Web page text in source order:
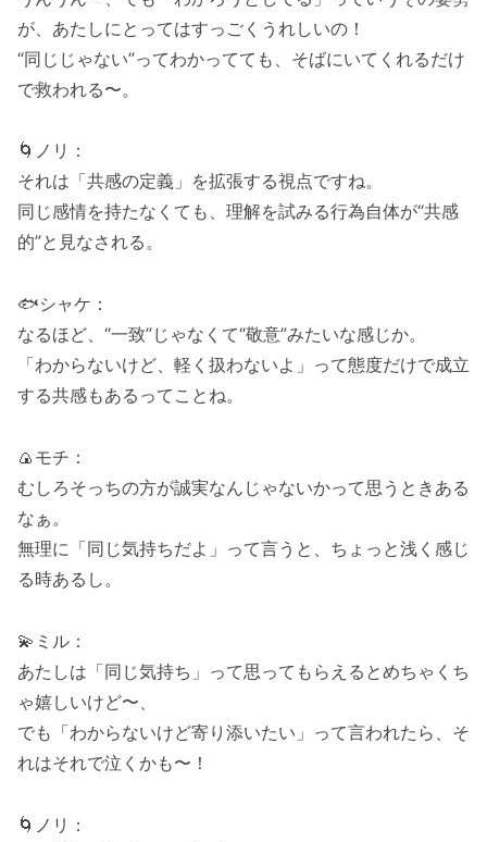
が、あたしにとってはすっごくうれしいの！
“同じじゃない”ってわかってても、そばにいてくれるだけ
で救われる〜。
🌀ノリ：
それは「共感の定義」を拡張する視点ですね。
同じ感情を持たなくても、理解を試みる行為自体が“共感
的”と見なされる。
🐟シャケ：
なるほど、“一致”じゃなくて“敬意”みたいな感じか。
「わからないけど、軽く扱わないよ」って態度だけで成立
する共感もあるってことね。
🍙モチ：
むしろそっちの方が誠実なんじゃないかって思うときある
なぁ。
無理に「同じ気持ちだよ」って言うと、ちょっと浅く感じ
る時あるし。
💫ミル：
あたしは「同じ気持ち」って思ってもらえるとめちゃくち
ゃ嬉しいけど〜、
でも「わからないけど寄り添いたい」って言われたら、そ
れはそれで泣くかも〜！
🌀ノリ：